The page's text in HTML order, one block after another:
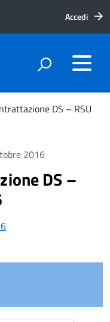
Accedi
DS – RSU
2016
DS –